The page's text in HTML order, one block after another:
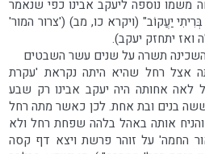
משמו נוספה ליעקב אבינו כפי שנאמר
יַעֲקוֹב" (ויקרא כו, מב) ('צרור המור'
יתחזק יעקב).
תשרה על שנים עשר השבטים
אצל רחל שהיא היתה נקראת 'עקרת
לאה אחותה היה יעקב אבינו רק שבע
בנים ובת אחת. לכן כאשר מתה רחל
אותה באהל בלהה שפחת רחל ולא
החמה' על זוהר פרשת ויצא דף קסה